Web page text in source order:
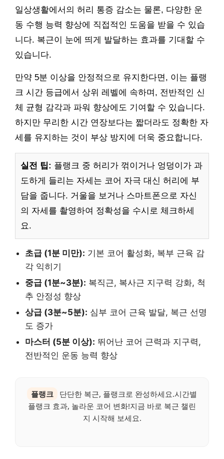
일상생활에서의 허리 통증 감소는 물론, 다양한 운
동 수행 능력 향상에 직접적인 도움을 받을 수 있습
니다. 복근이 눈에 띄게 발달하는 효과를 기대할 수
있습니다.
만약 5분 이상을 안정적으로 유지한다면, 이는 플랭
크 시간 등급에서 상위 레벨에 속하며, 전반적인 신
체 균형 감각과 파워 향상에도 기여할 수 있습니다.
하지만 무리한 시간 연장보다는 짧더라도 정확한 자
세를 유지하는 것이 부상 방지에 더욱 중요합니다.
실전 팁: 플랭크 중 허리가 꺾이거나 엉덩이가 과
도하게 들리는 자세는 코어 자극 대신 허리에 부
담을 줍니다. 거울을 보거나 스마트폰으로 자신
의 자세를 촬영하여 정확성을 수시로 체크하세
요.
초급 (1분 미만): 기본 코어 활성화, 복부 근육 감
각 익히기
중급 (1분~3분): 복직근, 복사근 지구력 강화, 척
추 안정성 향상
상급 (3분~5분): 심부 코어 근육 발달, 복근 선명
도 증가
마스터 (5분 이상): 뛰어난 코어 근력과 지구력,
전반적인 운동 능력 향상
플랭크
단단한 복근, 플랭크로 완성하세요.시간별
플랭크 효과, 놀라운 코어 변화!지금 바로 복근 챌린
지 시작해 보세요.